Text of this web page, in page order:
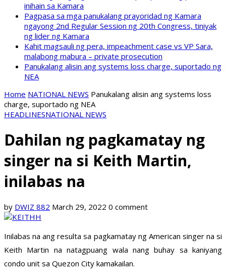
inihain sa Kamara
Pagpasa sa mga panukalang prayoridad ng Kamara
ngayong 2nd Regular Session ng 20th Congress, tiniyak
ng lider ng Kamara
Kahit magsauli ng pera, impeachment case vs VP Sara,
malabong mabura – private prosecution
Panukalang alisin ang systems loss charge, suportado ng
NEA
Home NATIONAL NEWS Panukalang alisin ang systems loss
charge, suportado ng NEA
HEADLINESNATIONAL NEWS
Dahilan ng pagkamatay ng
singer na si Keith Martin,
inilabas na
by DWIZ 882 March 29, 2022 0 comment
Inilabas na ang resulta sa pagkamatay ng American singer na si
Keith Martin na natagpuang wala nang buhay sa kaniyang
condo unit sa Quezon City kamakailan.